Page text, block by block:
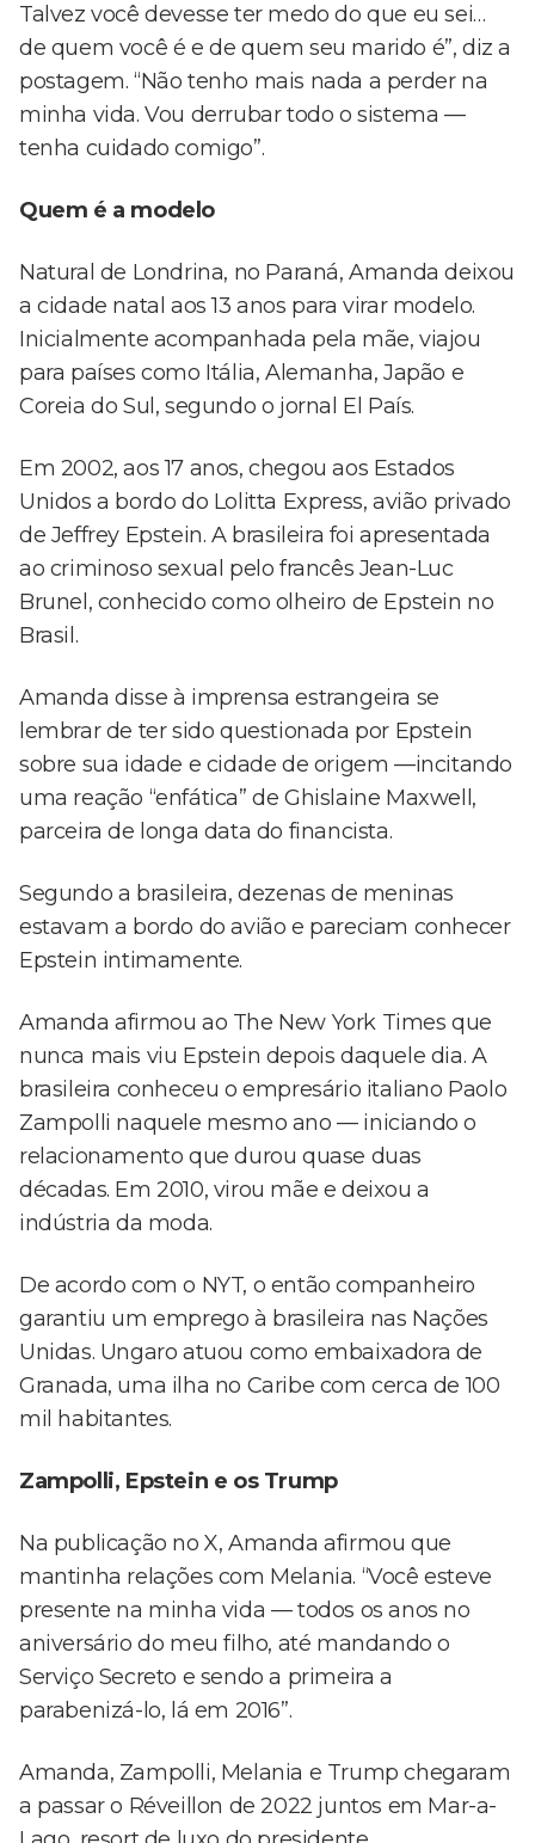
Talvez você devesse ter medo do que eu sei…
de quem você é e de quem seu marido é”, diz a
postagem. “Não tenho mais nada a perder na
minha vida. Vou derrubar todo o sistema —
tenha cuidado comigo”.
Quem é a modelo
Natural de Londrina, no Paraná, Amanda deixou
a cidade natal aos 13 anos para virar modelo.
Inicialmente acompanhada pela mãe, viajou
para países como Itália, Alemanha, Japão e
Coreia do Sul, segundo o jornal El País.
Em 2002, aos 17 anos, chegou aos Estados
Unidos a bordo do Lolitta Express, avião privado
de Jeffrey Epstein. A brasileira foi apresentada
ao criminoso sexual pelo francês Jean-Luc
Brunel, conhecido como olheiro de Epstein no
Brasil.
Amanda disse à imprensa estrangeira se
lembrar de ter sido questionada por Epstein
sobre sua idade e cidade de origem —incitando
uma reação “enfática” de Ghislaine Maxwell,
parceira de longa data do financista.
Segundo a brasileira, dezenas de meninas
estavam a bordo do avião e pareciam conhecer
Epstein intimamente.
Amanda afirmou ao The New York Times que
nunca mais viu Epstein depois daquele dia. A
brasileira conheceu o empresário italiano Paolo
Zampolli naquele mesmo ano — iniciando o
relacionamento que durou quase duas
décadas. Em 2010, virou mãe e deixou a
indústria da moda.
De acordo com o NYT, o então companheiro
garantiu um emprego à brasileira nas Nações
Unidas. Ungaro atuou como embaixadora de
Granada, uma ilha no Caribe com cerca de 100
mil habitantes.
Zampolli, Epstein e os Trump
Na publicação no X, Amanda afirmou que
mantinha relações com Melania. “Você esteve
presente na minha vida — todos os anos no
aniversário do meu filho, até mandando o
Serviço Secreto e sendo a primeira a
parabenizá-lo, lá em 2016”.
Amanda, Zampolli, Melania e Trump chegaram
a passar o Réveillon de 2022 juntos em Mar-a-